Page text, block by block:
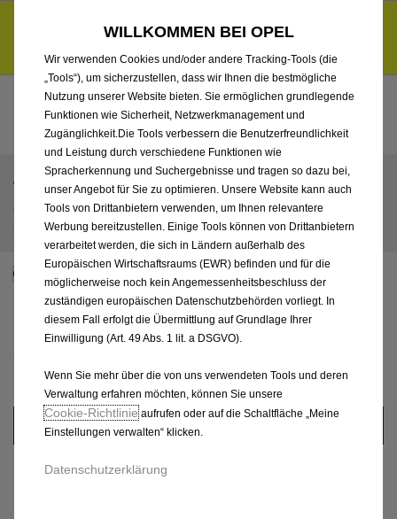
6.000 € staatliche Förderungsprämie für E-Autos und Plug-in-
Hybride. Mehr erfahren >>
ZURÜCK
OPEL CORSA 5 TÜRER ELECTRIC EDITION
30.440 €inkl. MwSt.*
Nur förderfähige Modelle anzeigen
WILLKOMMEN BEI OPEL
Wir verwenden Cookies und/oder andere Tracking-Tools (die
„Tools“), um sicherzustellen, dass wir Ihnen die bestmögliche
Nutzung unserer Website bieten. Sie ermöglichen grundlegende
Funktionen wie Sicherheit, Netzwerkmanagement und
Zugänglichkeit.Die Tools verbessern die Benutzerfreundlichkeit
und Leistung durch verschiedene Funktionen wie
Spracherkennung und Suchergebnisse und tragen so dazu bei,
unser Angebot für Sie zu optimieren. Unsere Website kann auch
Tools von Drittanbietern verwenden, um Ihnen relevantere
Werbung bereitzustellen. Einige Tools können von Drittanbietern
verarbeitet werden, die sich in Ländern außerhalb des
Europäischen Wirtschaftsraums (EWR) befinden und für die
möglicherweise noch kein Angemessenheitsbeschluss der
zuständigen europäischen Datenschutzbehörden vorliegt. In
diesem Fall erfolgt die Übermittlung auf Grundlage Ihrer
Einwilligung (Art. 49 Abs. 1 lit. a DSGVO).
Wenn Sie mehr über die von uns verwendeten Tools und deren
Verwaltung erfahren möchten, können Sie unsere
Cookie‑Richtlinieaufrufen oder auf die Schaltfläche „Meine
Einstellungen verwalten“ klicken.
Datenschutzerklärung